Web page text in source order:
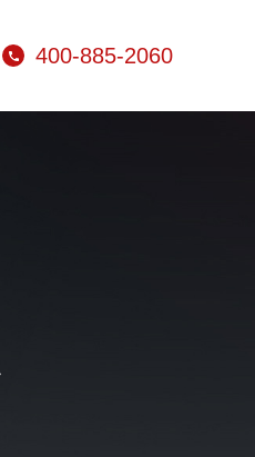
400-885-2060